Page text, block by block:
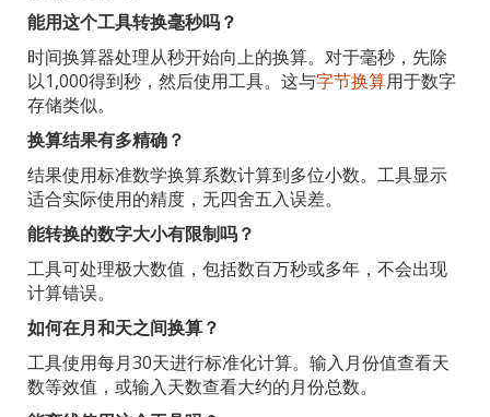
能用这个工具转换毫秒吗？
时间换算器处理从秒开始向上的换算。对于毫秒，先除
以1,000得到秒，然后使用工具。这与字节换算用于数字
存储类似。
换算结果有多精确？
结果使用标准数学换算系数计算到多位小数。工具显示
适合实际使用的精度，无四舍五入误差。
能转换的数字大小有限制吗？
工具可处理极大数值，包括数百万秒或多年，不会出现
计算错误。
如何在月和天之间换算？
工具使用每月30天进行标准化计算。输入月份值查看天
数等效值，或输入天数查看大约的月份总数。